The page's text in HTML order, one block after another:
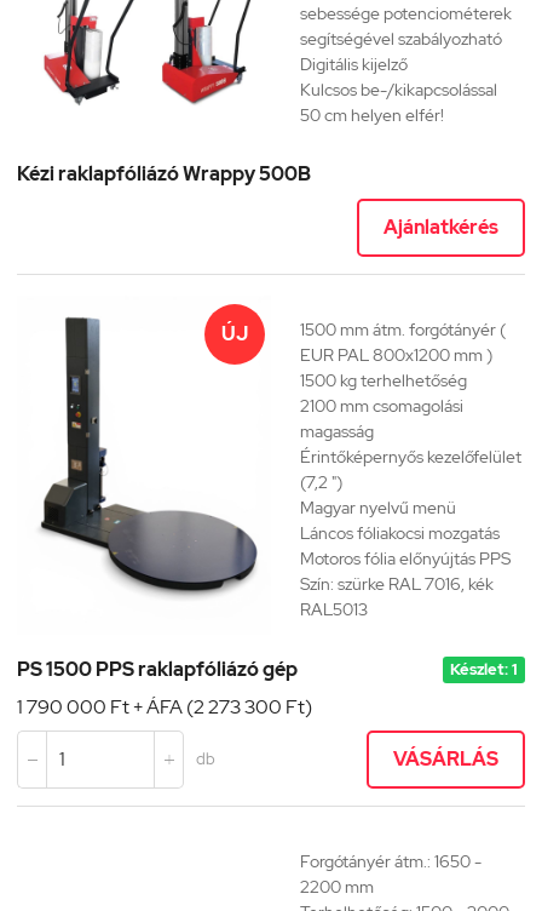
sebessége potenciométerek
segítségével szabályozható
Digitális kijelző
Kulcsos be-/kikapcsolással
50 cm helyen elfér!
Kézi raklapfóliázó Wrappy 500B
Ajánlatkérés
ÚJ
1500 mm átm. forgótányér (
EUR PAL 800x1200 mm )
1500 kg terhelhetőség
2100 mm csomagolási
magasság
Érintőképernyős kezelőfelület
(7,2 ")
Magyar nyelvű menü
Láncos fóliakocsi mozgatás
Motoros fólia előnyújtás PPS
Szín: szürke RAL 7016, kék
RAL5013
PS 1500 PPS raklapfóliázó gép Készlet: 1
1 790 000 Ft + ÁFA (2 273 300 Ft)
  db VÁSÁRLÁS
Forgótányér átm.: 1650 -
2200 mm